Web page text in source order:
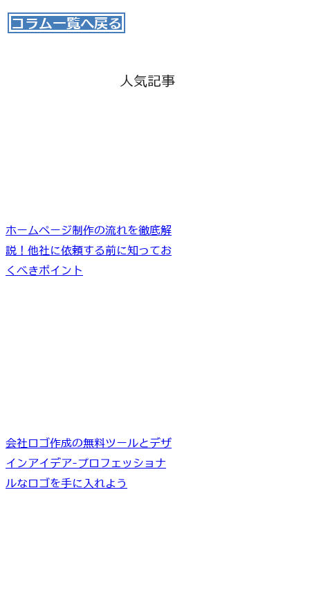
コラム一覧へ戻る
人気記事
ホームページ制作の流れを徹底解
説！他社に依頼する前に知ってお
くべきポイント
会社ロゴ作成の無料ツールとデザ
インアイデア-プロフェッショナ
ルなロゴを手に入れよう